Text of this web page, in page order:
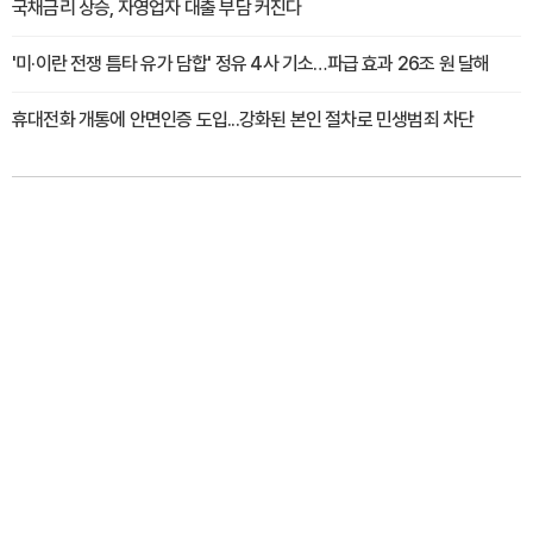
국채금리 상승, 자영업자 대출 부담 커진다
'미·이란 전쟁 틈타 유가 담합' 정유 4사 기소…파급 효과 26조 원 달해
휴대전화 개통에 안면인증 도입...강화된 본인 절차로 민생범죄 차단